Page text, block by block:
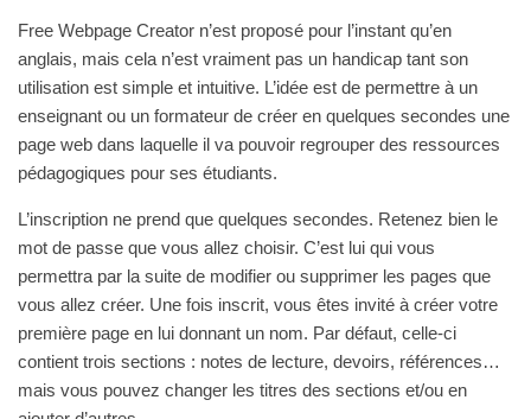
Free Webpage Creator n’est proposé pour l’instant qu’en
anglais, mais cela n’est vraiment pas un handicap tant son
utilisation est simple et intuitive. L’idée est de permettre à un
enseignant ou un formateur de créer en quelques secondes une
page web dans laquelle il va pouvoir regrouper des ressources
pédagogiques pour ses étudiants.
L’inscription ne prend que quelques secondes. Retenez bien le
mot de passe que vous allez choisir. C’est lui qui vous
permettra par la suite de modifier ou supprimer les pages que
vous allez créer. Une fois inscrit, vous êtes invité à créer votre
première page en lui donnant un nom. Par défaut, celle-ci
contient trois sections : notes de lecture, devoirs, références…
mais vous pouvez changer les titres des sections et/ou en